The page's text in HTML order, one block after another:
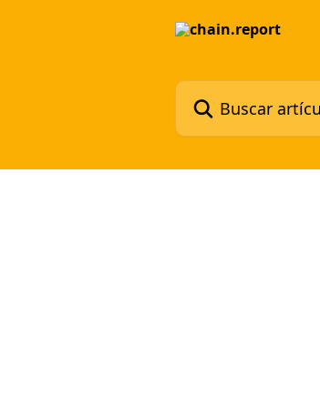
Buscar artículos...